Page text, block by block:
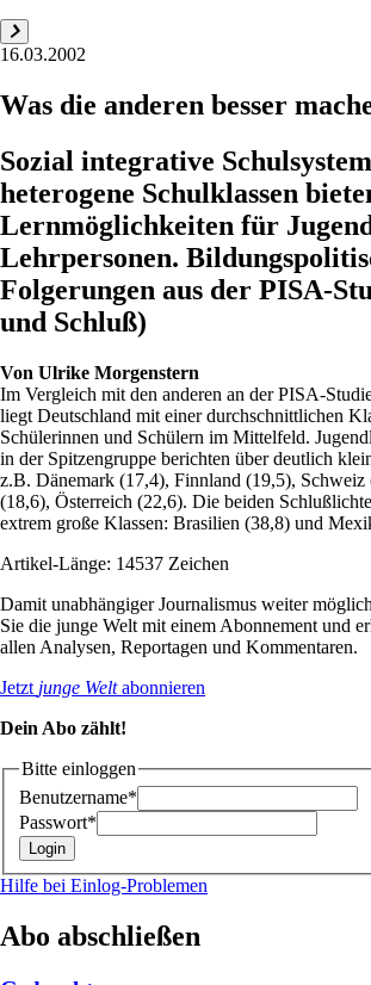
16.03.2002
Was die anderen besser
Sozial integrative
heterogene Schulklassen
Lernmöglichkeiten für
Lehrpersonen.
Folgerungen aus der PISA-
und Schluß)
Von Ulrike Morgenstern
Im Vergleich mit den anderen an der PISA-
liegt Deutschland mit einer durchschnittlichen
Schülerinnen und Schülern im Mittelfeld.
in der Spitzengruppe berichten über deutlich
z.B. Dänemark (17,4), Finnland (19,5), Schweiz
(18,6), Österreich (22,6). Die beiden
extrem große Klassen: Brasilien (38,8) und
Artikel-Länge: 14537 Zeichen
Damit unabhängiger Journalismus weiter
Sie die junge Welt mit einem Abonnement und
allen Analysen, Reportagen und Kommentaren.
Jetzt junge Weltabonnieren
Dein Abo zählt!
Bitte einloggen
Benutzername*
Passwort*
Hilfe bei Einlog-Problemen
Abo abschließen